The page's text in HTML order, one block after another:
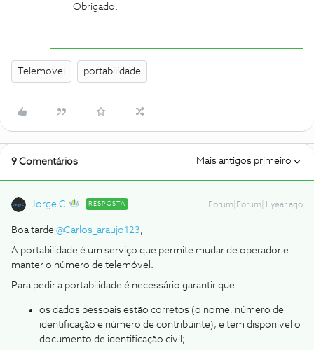
Obrigado.
Telemovel portabilidade
9 Comentários Mais antigos primeiro
Jorge C RESPOSTA Forum|Forum|1 year ago
Boa tarde ​ @Carlos_araujo123,
A portabilidade é um serviço que permite mudar de operador e
manter o número de telemóvel.
Para pedir a portabilidade é necessário garantir que:
os dados pessoais estão corretos (o nome, número de
identificação e número de contribuinte), e tem disponível o
documento de identificação civil;